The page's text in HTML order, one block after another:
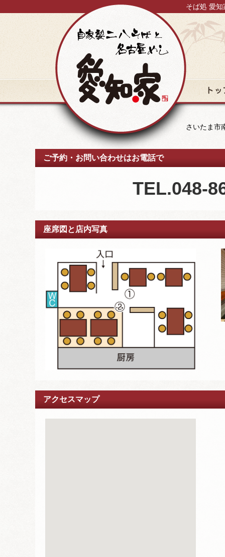
そば処 愛
さいたま市
ご予約・お問い合わせはお電話で
TEL.048-
座席図と店内写真
アクセスマップ